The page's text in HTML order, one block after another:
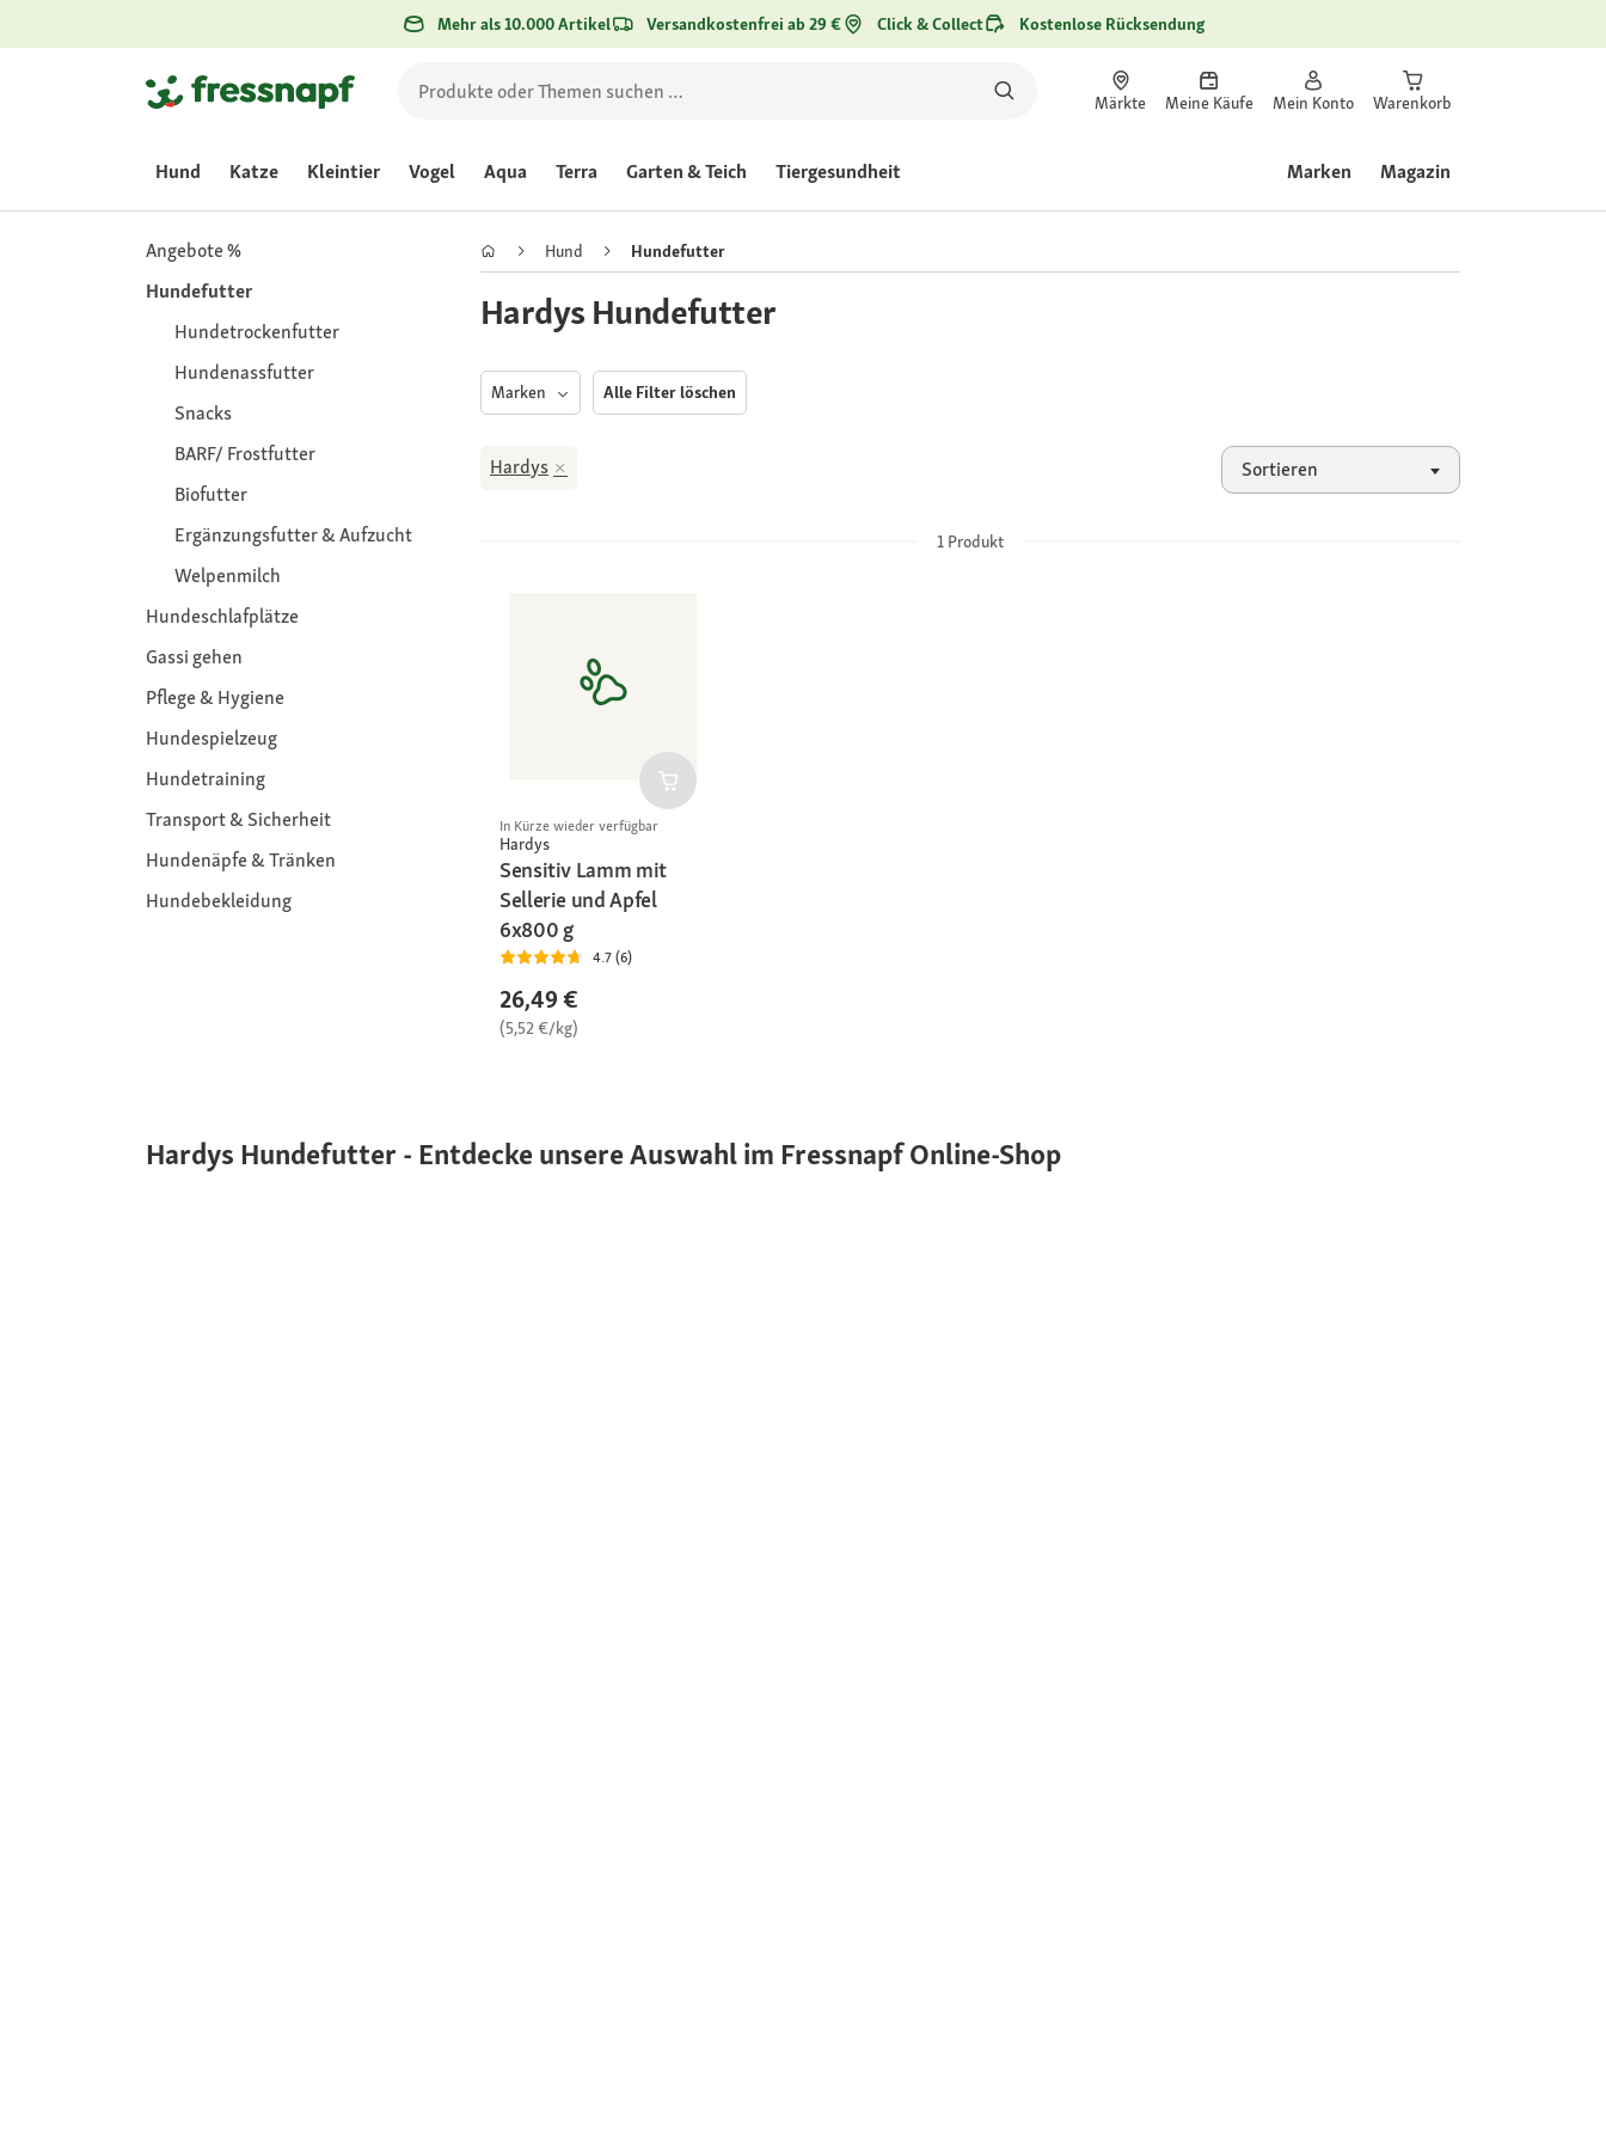
Mehr als 10.000 Artikel Versandkostenfrei ab 29 € Click & Collect Kostenlose Rücksendung
Märkte Meine Käufe Mein Konto Warenkorb
Hund Katze Kleintier Vogel Aqua Terra Garten & Teich Tiergesundheit Marken Magazin
Angebote %
Hundefutter
Hundetrockenfutter
Hundenassfutter
Snacks
BARF/ Frostfutter
Biofutter
Ergänzungsfutter & Aufzucht
Welpenmilch
Hundeschlafplätze
Gassi gehen
Pflege & Hygiene
Hundespielzeug
Hundetraining
Transport & Sicherheit
Hundenäpfe & Tränken
Hundebekleidung
Hund Hundefutter
Hardys Hundefutter
Marken Alle Filter löschen
Sortieren
Hardys
1 Produkt
In Kürze wieder verfügbar
Hardys
Sensitiv Lamm mit
Sellerie und Apfel
6x800 g
4.7 (6)
26,49 €
(5,52 €/kg)
Hardys Hundefutter - Entdecke unsere Auswahl im Fressnapf Online-Shop